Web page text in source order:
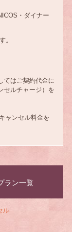
・ダイナー
。
てはご契約代金に
セルチャージ）を
ャンセル料金を
ラン一覧
ル